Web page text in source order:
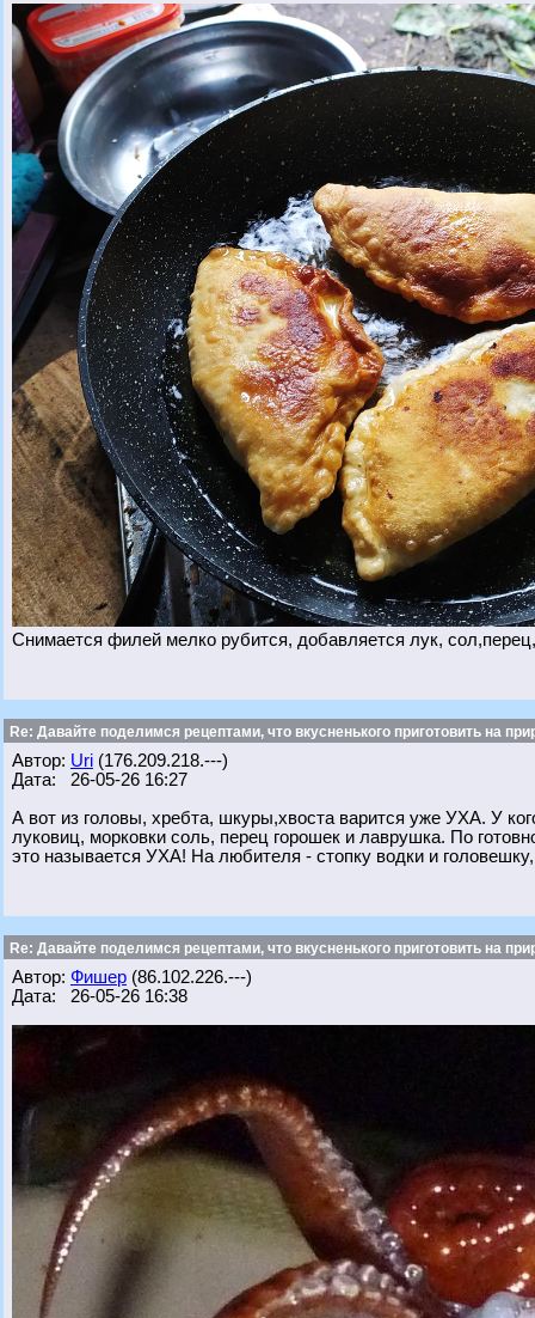
Снимается филей мелко рубится, добавляется лук,
Re: Давайте поделимся рецептами, что вкусненького приготовить на
Автор: Uri (176.209.218.---)
Дата: 26-05-26 16:27
А вот из головы, хребта, шкуры,хвоста варится уже УХА. У
луковиц, морковки соль, перец горошек и лаврушка. По
это называется УХА! На любителя - стопку водки и
Re: Давайте поделимся рецептами, что вкусненького приготовить на
Автор: Фишер (86.102.226.---)
Дата: 26-05-26 16:38